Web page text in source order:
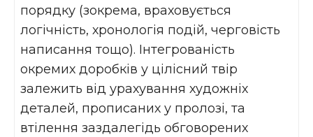
порядку (зокрема, враховується
логічність, хронологія подій, черговість
написання тощо). Інтегрованість
окремих доробків у цілісний твір
залежить від урахування художніх
деталей, прописаних у пролозі, та
втілення заздалегідь обговорених